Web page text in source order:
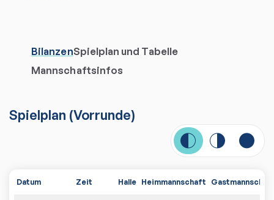
BilanzenSpielplan und Tabelle
Mannschaftsinfos
Spielplan (Vorrunde)
Datum Zeit Halle Heimmannschaft